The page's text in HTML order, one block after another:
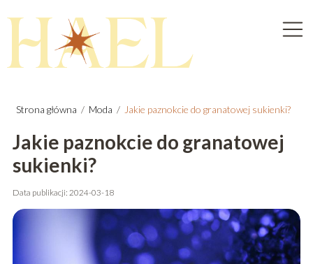
Strona główna / Moda / Jakie paznokcie do granatowej sukienki?
Jakie paznokcie do granatowej
sukienki?
Data publikacji: 2024-03-18